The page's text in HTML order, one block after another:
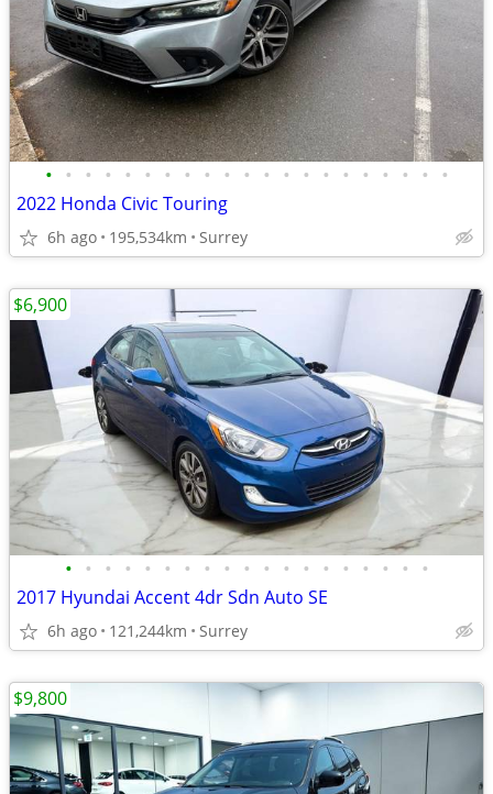
• • • • • • • • • • • • • • • • • • • • •
2022 Honda Civic Touring
6h ago 195,534km Surrey
• • • • • • • • • • • • • • • • • • •
2017 Hyundai Accent 4dr Sdn Auto SE
6h ago 121,244km Surrey
$6,900
$9,800